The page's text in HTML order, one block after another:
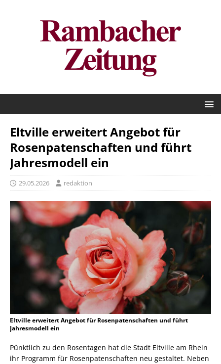
Eltville erweitert Angebot für
Rosenpatenschaften und führt
Jahresmodell ein
29.05.2026 redaktion
Eltville erweitert Angebot für Rosenpatenschaften und führt
Jahresmodell ein
Pünktlich zu den Rosentagen hat die Stadt Eltville am Rhein
ihr Programm für Rosenpatenschaften neu gestaltet. Neben